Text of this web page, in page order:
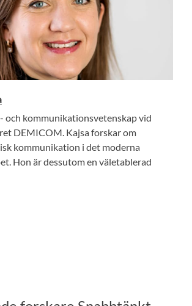
och kommunikationsvetenskap vid
DEMICOM. Kajsa forskar om
kommunikation i det moderna
Hon är dessutom en väletablerad